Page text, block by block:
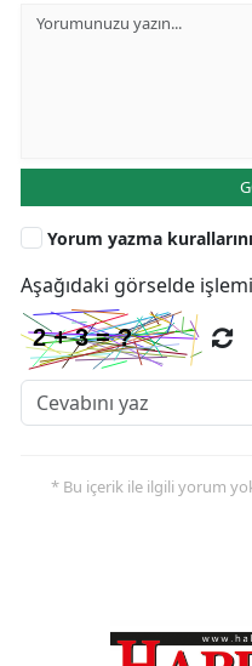
Yorum yazma kurallarını
Aşağıdaki görselde
* Bu içerik ile ilgili yorum